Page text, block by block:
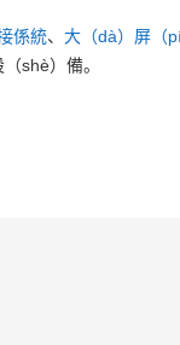
係統、 大（dà）屏（
shè）備。